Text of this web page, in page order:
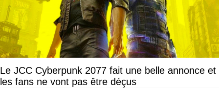
Le JCC Cyberpunk 2077 fait une belle annonce et
les fans ne vont pas être déçus